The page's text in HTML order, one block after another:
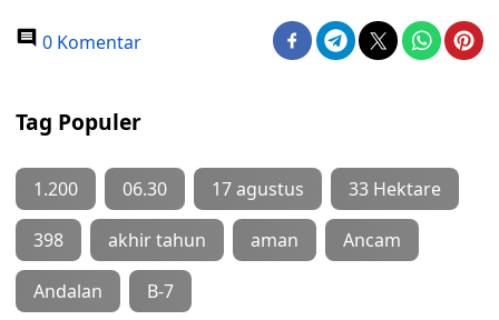
0 Komentar
Tag Populer
1.200 06.30 17 agustus 33 Hektare
398 akhir tahun aman Ancam
Andalan B-7